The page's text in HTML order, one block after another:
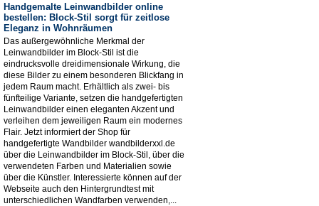
Handgemalte Leinwandbilder online
bestellen: Block-Stil sorgt für zeitlose
Eleganz in Wohnräumen
Das außergewöhnliche Merkmal der
Leinwandbilder im Block-Stil ist die
eindrucksvolle dreidimensionale Wirkung, die
diese Bilder zu einem besonderen Blickfang in
jedem Raum macht. Erhältlich als zwei- bis
fünfteilige Variante, setzen die handgefertigten
Leinwandbilder einen eleganten Akzent und
verleihen dem jeweiligen Raum ein modernes
Flair. Jetzt informiert der Shop für
handgefertigte Wandbilder wandbilderxxl.de
über die Leinwandbilder im Block-Stil, über die
verwendeten Farben und Materialien sowie
über die Künstler. Interessierte können auf der
Webseite auch den Hintergrundtest mit
unterschiedlichen Wandfarben verwenden,...